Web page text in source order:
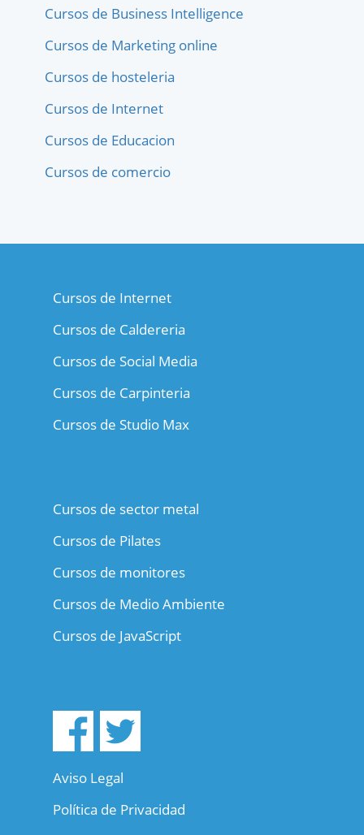
Cursos de Business Intelligence
Cursos de Marketing online
Cursos de hosteleria
Cursos de Internet
Cursos de Educacion
Cursos de comercio
Cursos de Internet
Cursos de Caldereria
Cursos de Social Media
Cursos de Carpinteria
Cursos de Studio Max
Cursos de sector metal
Cursos de Pilates
Cursos de monitores
Cursos de Medio Ambiente
Cursos de JavaScript
Aviso Legal
Política de Privacidad